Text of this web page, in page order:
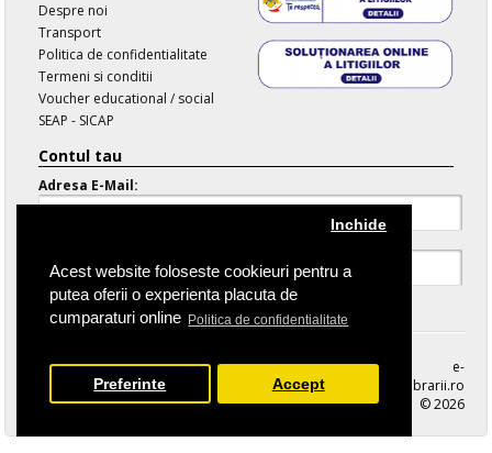
Acest website foloseste cookieuri pentru a
putea oferii o experienta placuta de
cumparaturi online Politica de confidentialitate
Inchide
Preferinte Accept
Despre noi
Transport
Politica de confidentialitate
Termeni si conditii
Voucher educational / social
SEAP - SICAP
Contul tau
Adresa E-Mail:
Parola Uitata
e-
librarii.ro
© 2026